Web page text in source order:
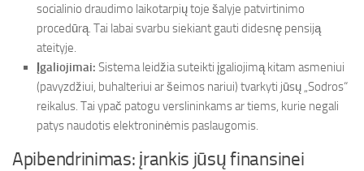
socialinio draudimo laikotarpių toje šalyje patvirtinimo
procedūrą. Tai labai svarbu siekiant gauti didesnę pensiją
ateityje.
Įgaliojimai: Sistema leidžia suteikti įgaliojimą kitam asmeniui
(pavyzdžiui, buhalteriui ar šeimos nariui) tvarkyti jūsų „Sodros“
reikalus. Tai ypač patogu verslininkams ar tiems, kurie negali
patys naudotis elektroninėmis paslaugomis.
Apibendrinimas: įrankis jūsų finansinei